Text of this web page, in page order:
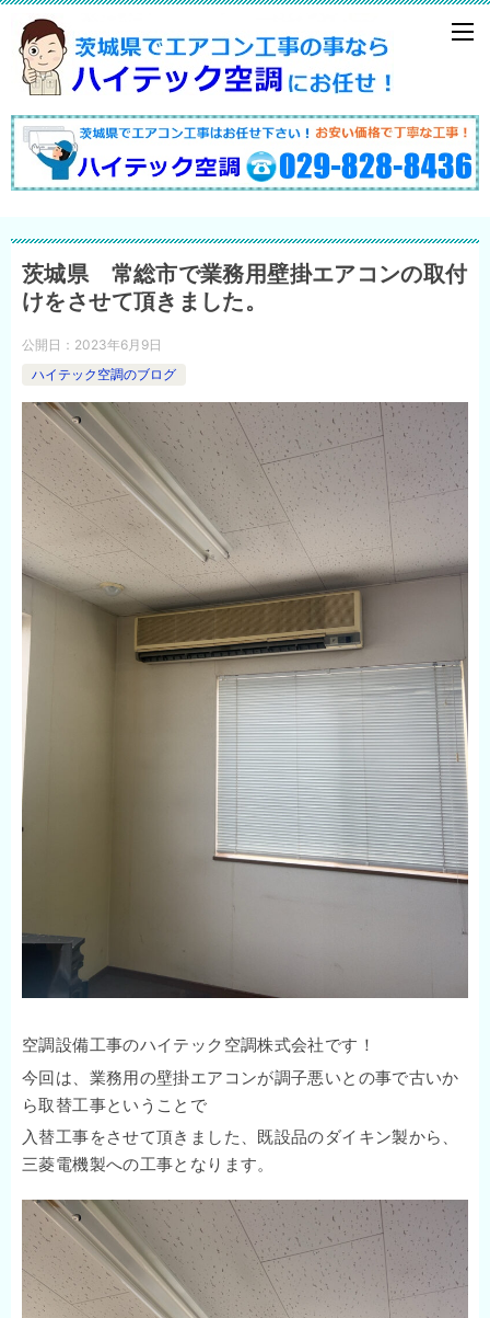
茨城県 常総市で業務用壁掛エアコンの取付
けをさせて頂きました。
公開日： 2023年6月9日
ハイテック空調のブログ
空調設備工事のハイテック空調株式会社です！
今回は、業務用の壁掛エアコンが調子悪いとの事で古いか
ら取替工事ということで
入替工事をさせて頂きました、既設品のダイキン製から、
三菱電機製への工事となります。